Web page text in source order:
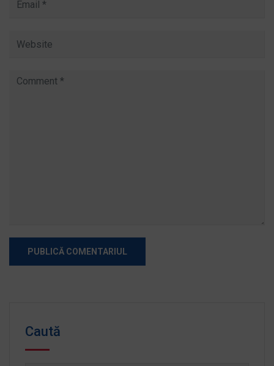
Caută